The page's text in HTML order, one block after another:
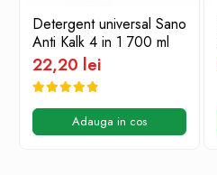
Detergent universal Sano
Anti Kalk 4 in 1 700 ml
22,20 lei
Adauga in cos